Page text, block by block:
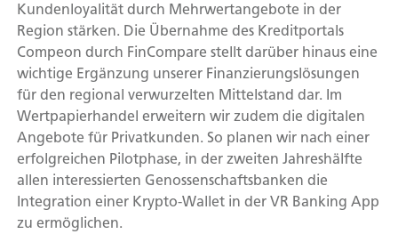
Kundenloyalität durch Mehrwertangebote in der
Region stärken. Die Übernahme des Kreditportals
Compeon durch FinCompare stellt darüber hinaus eine
wichtige Ergänzung unserer Finanzierungslösungen
für den regional verwurzelten Mittelstand dar. Im
Wertpapierhandel erweitern wir zudem die digitalen
Angebote für Privatkunden. So planen wir nach einer
erfolgreichen Pilotphase, in der zweiten Jahreshälfte
allen interessierten Genossenschaftsbanken die
Integration einer Krypto-Wallet in der VR Banking App
zu ermöglichen.